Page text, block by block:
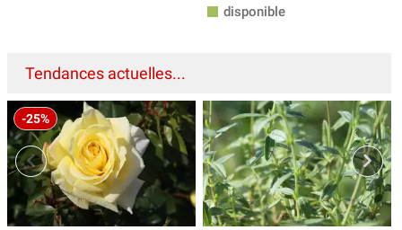
disponible
Tendances actuelles...
-25%